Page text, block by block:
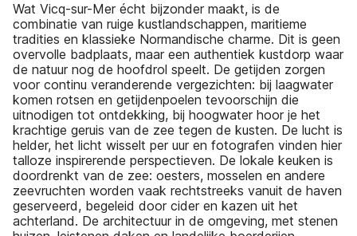
Wat Vicq-sur-Mer écht bijzonder maakt, is de
combinatie van ruige kustlandschappen, maritieme
tradities en klassieke Normandische charme. Dit is geen
overvolle badplaats, maar een authentiek kustdorp waar
de natuur nog de hoofdrol speelt. De getijden zorgen
voor continu veranderende vergezichten: bij laagwater
komen rotsen en getijdenpoelen tevoorschijn die
uitnodigen tot ontdekking, bij hoogwater hoor je het
krachtige geruis van de zee tegen de kusten. De lucht is
helder, het licht wisselt per uur en fotografen vinden hier
talloze inspirerende perspectieven. De lokale keuken is
doordrenkt van de zee: oesters, mosselen en andere
zeevruchten worden vaak rechtstreeks vanuit de haven
geserveerd, begeleid door cider en kazen uit het
achterland. De architectuur in de omgeving, met stenen